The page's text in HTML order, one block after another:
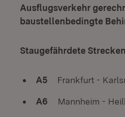
Ausflugsverkehr
baustellenbedingte
Staugefährdete
A5 Frankfurt -
A6 Mannheim -